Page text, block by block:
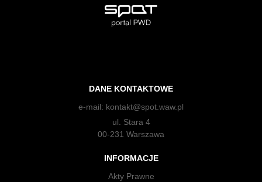
DANE KONTAKTOWE
e-mail: kontakt@spot.waw.pl
ul. Stara 4
00-231 Warszawa
INFORMACJE
Akty Prawne